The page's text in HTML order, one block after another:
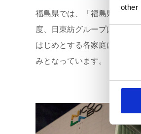
other
福島県では、「福島県2050
度、日東紡グループは電力
はじめとする各家庭にも協
みとなっています。